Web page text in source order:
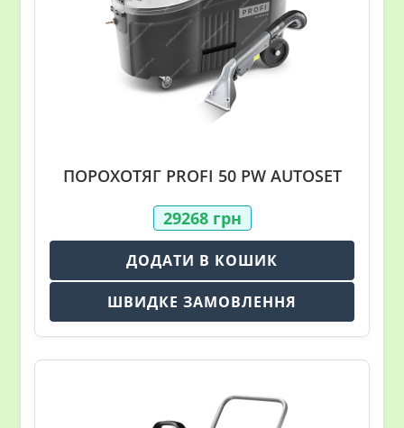
ПОРОХОТЯГ PROFI 50 PW AUTOSET
29268 грн
ДОДАТИ В КОШИК
ШВИДКЕ ЗАМОВЛЕННЯ